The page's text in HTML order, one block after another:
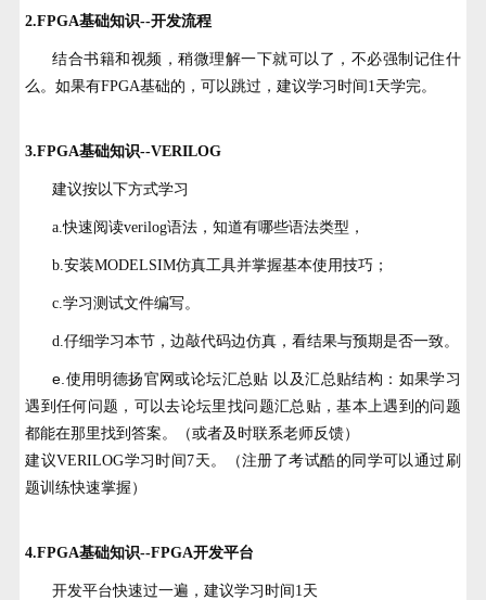
2.FPGA基础知识--开发流程
结合书籍和视频，稍微理解一下就可以了，不必强制记住什
么。如果有FPGA基础的，可以跳过，建议学习时间1天学完。
3.FPGA基础知识--VERILOG
建议按以下方式学习
a.快速阅读verilog语法，知道有哪些语法类型，
b.安装MODELSIM仿真工具并掌握基本使用技巧；
c.学习测试文件编写。
d.仔细学习本节，边敲代码边仿真，看结果与预期是否一致。
e.使用明德扬官网或论坛汇总贴 以及汇总贴结构：如果学习
遇到任何问题，可以去论坛里找问题汇总贴，基本上遇到的问题
都能在那里找到答案。（或者及时联系老师反馈）
建议VERILOG学习时间7天。（注册了考试酷的同学可以通过刷
题训练快速掌握）
4.FPGA基础知识--FPGA开发平台
开发平台快速过一遍，建议学习时间1天